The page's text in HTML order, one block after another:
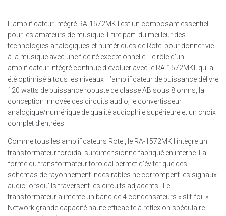
L’amplificateur intégré RA-1572MKII est un composant essentiel
pour les amateurs de musique. Il tire parti du meilleur des
technologies analogiques et numériques de Rotel pour donner vie
à la musique avec une fidélité exceptionnelle. Le rôle d’un
amplificateur intégré continue d’évoluer avec le RA-1572MKII qui a
été optimisé à tous les niveaux : l’amplificateur de puissance délivre
120 watts de puissance robuste de classe AB sous 8 ohms, la
conception innovée des circuits audio, le convertisseur
analogique/numérique de qualité audiophile supérieure et un choix
complet d’entrées.
Comme tous les amplificateurs Rotel, le RA-1572MKII intègre un
transformateur toroïdal surdimensionné fabriqué en interne. La
forme du transformateur toroïdal permet d’éviter que des
schémas de rayonnement indésirables ne corrompent les signaux
audio lorsqu’ils traversent les circuits adjacents. Le
transformateur alimente un banc de 4 condensateurs « slit-foil » T-
Network grande capacité haute efficacité à réflexion spéculaire